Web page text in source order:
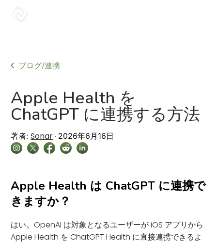
ブログ/連携
Apple Health を
ChatGPT に連携する方法
著者: Sonar 2026年6月16日
Apple Health は ChatGPT に連携で
きますか？
はい。OpenAI は対象となるユーザーが iOS アプリから
Apple Health を ChatGPT Health に直接連携できるよ